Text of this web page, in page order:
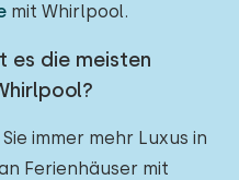
mit Whirlpool.
es die meisten
immer mehr Luxus in
Ferienhäuser mit